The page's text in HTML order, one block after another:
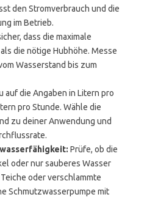
den Stromverbrauch und die
im Betrieb.
dass die maximale
die nötige Hubhöhe. Messe
Wasserstand bis zum
auf die Angaben in Litern pro
pro Stunde. Wähle die
zu deiner Anwendung und
Prüfe, ob die
oder nur sauberes Wasser
oder verschlammte
Schmutzwasserpumpe mit